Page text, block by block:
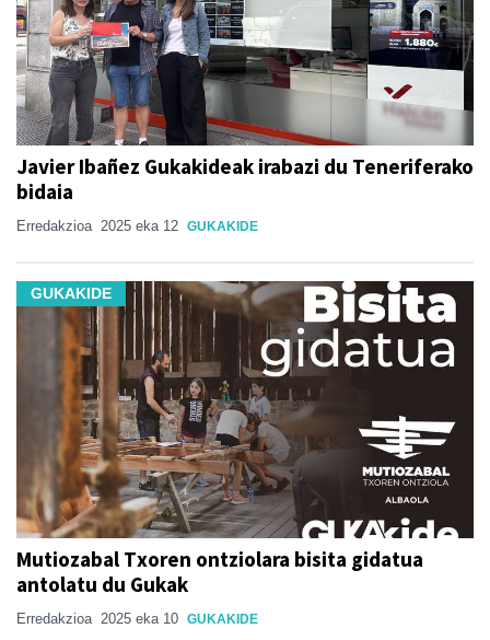
Javier Ibañez Gukakideak irabazi du Teneriferako
bidaia
Erredakzioa 2025 eka 12 GUKAKIDE
GUKAKIDE
Mutiozabal Txoren ontziolara bisita gidatua
antolatu du Gukak
Erredakzioa 2025 eka 10 GUKAKIDE